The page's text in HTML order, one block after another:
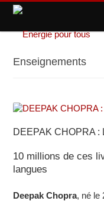
Enseignements
DEEPAK CHOPRA
10 millions de ces
langues
Deepak Chopra, né le